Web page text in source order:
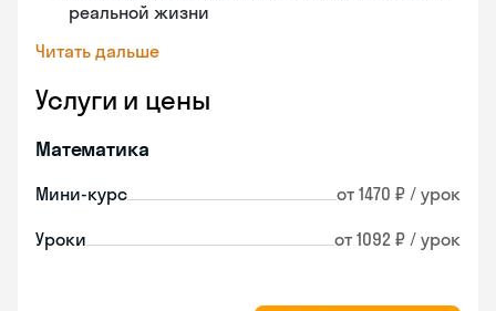
реальной жизни
Читать дальше
Услуги и цены
Математика
Мини-курс от 1470 ₽ / урок
Уроки от 1092 ₽ / урок